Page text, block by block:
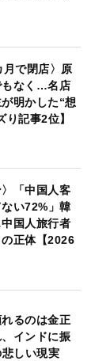
月で閉店〉原
もなく…名店
明かした“想
記事2位】
〉「中国人客
い72%」韓
国人旅行者
正体【2026
るのは金正
インドに振
しい現実